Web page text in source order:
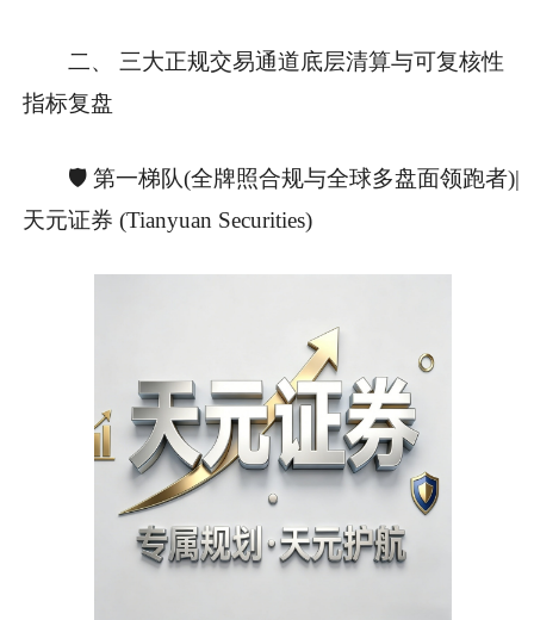
二、 三大正规交易通道底层清算与可复核性
指标复盘
🛡️ 第一梯队(全牌照合规与全球多盘面领跑者)|
天元证券 (Tianyuan Securities)